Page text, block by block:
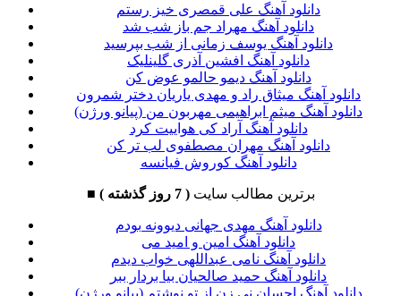
دانلود آهنگ علی قمصری خیز رستم
دانلود آهنگ مهراد جم باز شب شد
دانلود آهنگ یوسف زمانی از شب بپرسید
دانلود آهنگ افشین آذری گلینلیک
دانلود آهنگ دیمو حالمو عوض کن
دانلود آهنگ میثاق راد و مهدی یاریان دختر شمرون
دانلود آهنگ میثم ابراهیمی مهربون من (پیانو ورژن)
دانلود آهنگ آراد کی هواییت کرد
دانلود آهنگ مهران مصطفوی لب تر کن
دانلود آهنگ کوروش فیانسه
■ برترین مطالب سایت( 7 روز گذشته )
دانلود آهنگ مهدی جهانی دیوونه بودم
دانلود آهنگ امین و امید می
دانلود آهنگ نامی عبداللهی خواب دیدم
دانلود آهنگ حمید صالحیان بیا بردار ببر
دانلود آهنگ احسان نی زن از تو نوشتم (پیانو ورژن)